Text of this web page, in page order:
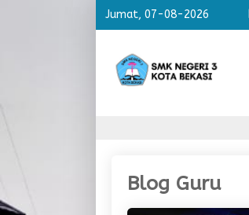
Jumat, 07-08-2026
Blog Guru